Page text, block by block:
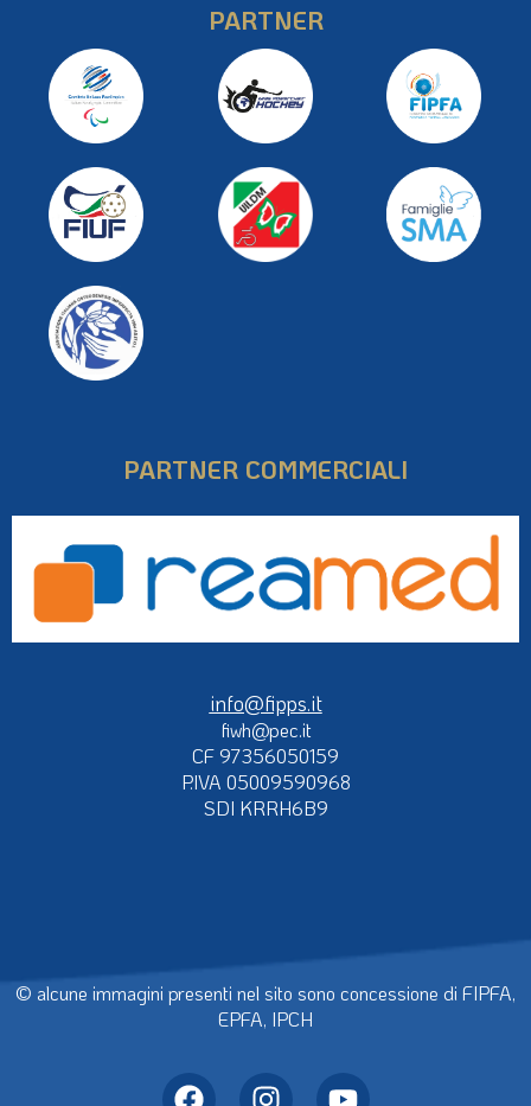
PARTNER
PARTNER COMMERCIALI
info@fipps.it
fiwh@pec.it
CF 97356050159
P.IVA 05009590968
SDI KRRH6B9
© alcune immagini presenti nel sito sono concessione di FIPFA,
EPFA, IPCH